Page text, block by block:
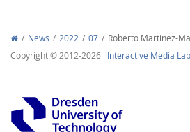
News 2022 07
Roberto Martinez-
Copyright © 2012-2026 Interactive Media